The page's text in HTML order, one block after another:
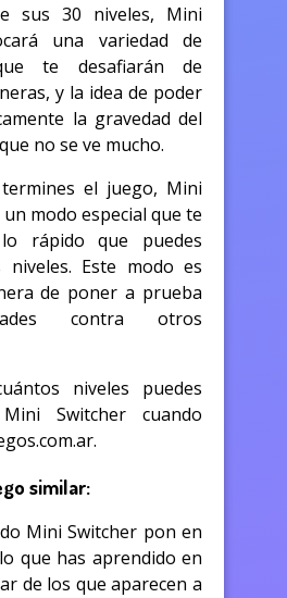
sus 30 niveles, Mini
una variedad de
te desafiarán de
y la idea de poder
la gravedad del
no se ve mucho.
el juego, Mini
modo especial que te
rápido que puedes
niveles. Este modo es
de poner a prueba
contra otros
niveles puedes
Switcher cuando
similar:
Mini Switcher pon en
que has aprendido en
de los que aparecen a